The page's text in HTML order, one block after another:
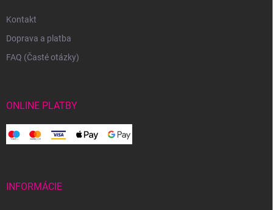
Kontakt
Doprava a platba
FAQ (Časté otázky)
ONLINE PLATBY
INFORMÁCIE